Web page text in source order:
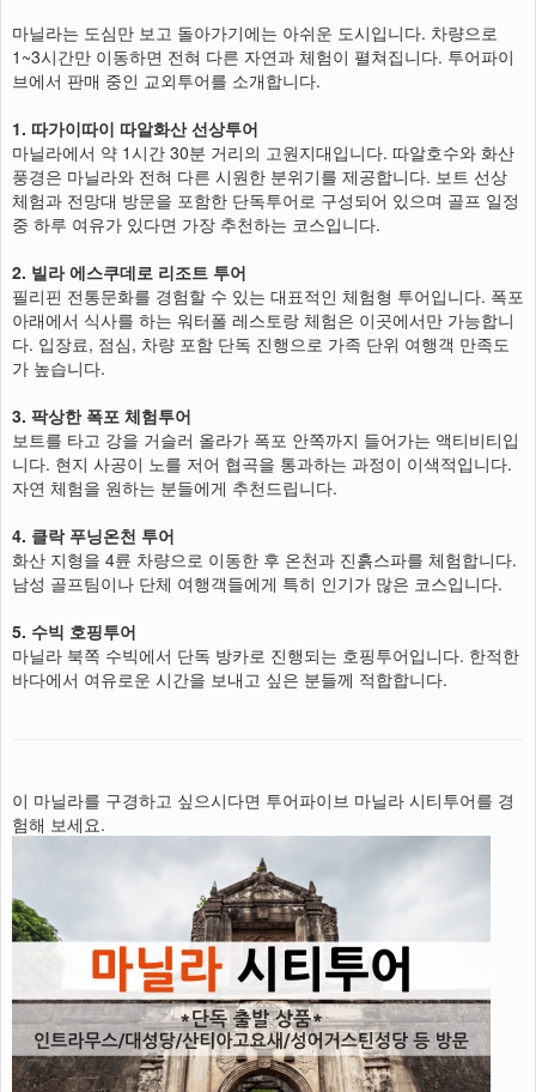
마닐라는 도심만 보고 돌아가기에는 아쉬운 도시입니다. 차량으로
1~3시간만 이동하면 전혀 다른 자연과 체험이 펼쳐집니다. 투어파이
브에서 판매 중인 교외투어를 소개합니다.
1. 따가이따이 따알화산 선상투어
마닐라에서 약 1시간 30분 거리의 고원지대입니다. 따알호수와 화산
풍경은 마닐라와 전혀 다른 시원한 분위기를 제공합니다. 보트 선상
체험과 전망대 방문을 포함한 단독투어로 구성되어 있으며 골프 일정
중 하루 여유가 있다면 가장 추천하는 코스입니다.
2. 빌라 에스쿠데로 리조트 투어
필리핀 전통문화를 경험할 수 있는 대표적인 체험형 투어입니다. 폭포
아래에서 식사를 하는 워터폴 레스토랑 체험은 이곳에서만 가능합니
다. 입장료, 점심, 차량 포함 단독 진행으로 가족 단위 여행객 만족도
가 높습니다.
3. 팍상한 폭포 체험투어
보트를 타고 강을 거슬러 올라가 폭포 안쪽까지 들어가는 액티비티입
니다. 현지 사공이 노를 저어 협곡을 통과하는 과정이 이색적입니다.
자연 체험을 원하는 분들에게 추천드립니다.
4. 클락 푸닝온천 투어
화산 지형을 4륜 차량으로 이동한 후 온천과 진흙스파를 체험합니다.
남성 골프팀이나 단체 여행객들에게 특히 인기가 많은 코스입니다.
5. 수빅 호핑투어
마닐라 북쪽 수빅에서 단독 방카로 진행되는 호핑투어입니다. 한적한
바다에서 여유로운 시간을 보내고 싶은 분들께 적합합니다.
이 마닐라를 구경하고 싶으시다면 투어파이브 마닐라 시티투어를 경
험해 보세요.